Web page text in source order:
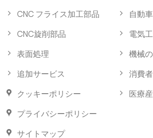
CNC フライス加工部品
CNC旋削部品
表面処理
追加サービス
クッキーポリシー
プライバシーポリシー
サイトマップ
自動車
電気
機械
消費
医療